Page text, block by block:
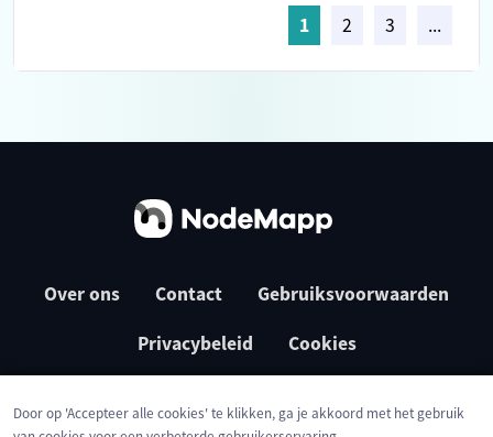
1 2 3 ...
Over ons Contact Gebruiksvoorwaarden
Privacybeleid Cookies
Door op 'Accepteer alle cookies' te klikken, ga je akkoord met het gebruik